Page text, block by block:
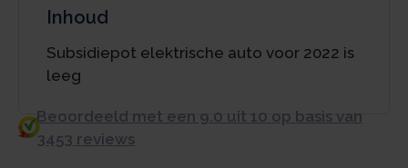
Inhoud
Subsidiepot elektrische auto voor 2022 is
leeg
Beoordeeld met een 9.0 uit 10 op basis van
3453 reviews